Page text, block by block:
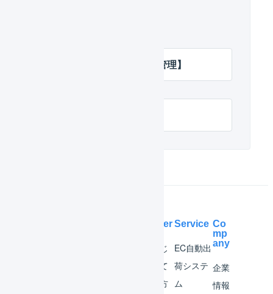
オペレーション【在庫管理】
Help Center
はじ
めて
の方
Service
EC自動出
荷システ
ム
Co
mp
any
企業
情報